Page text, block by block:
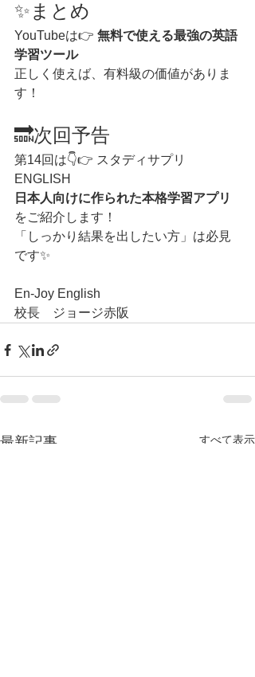
✨まとめ
YouTubeは👉 無料で使える最強の英語
学習ツール
正しく使えば、有料級の価値がありま
す！
🔜次回予告
第14回は👇👉 スタディサプリ
ENGLISH
日本人向けに作られた本格学習アプリ
をご紹介します！
「しっかり結果を出したい方」は必見
です✨
En-Joy English
校長　ジョージ赤阪
最新記事 すべて表示